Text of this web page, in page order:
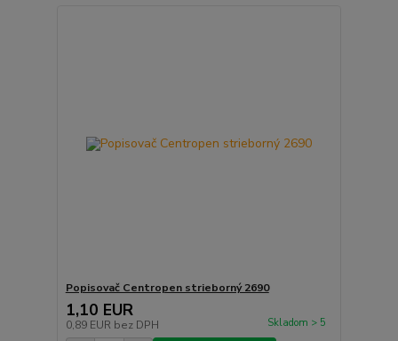
Popisovač Centropen strieborný 2690
1,10 EUR
0,89 EUR bez DPH Skladom > 5